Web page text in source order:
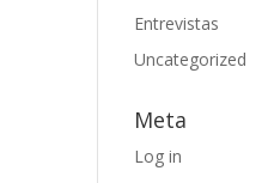
Entrevistas
Uncategorized
Meta
Log in